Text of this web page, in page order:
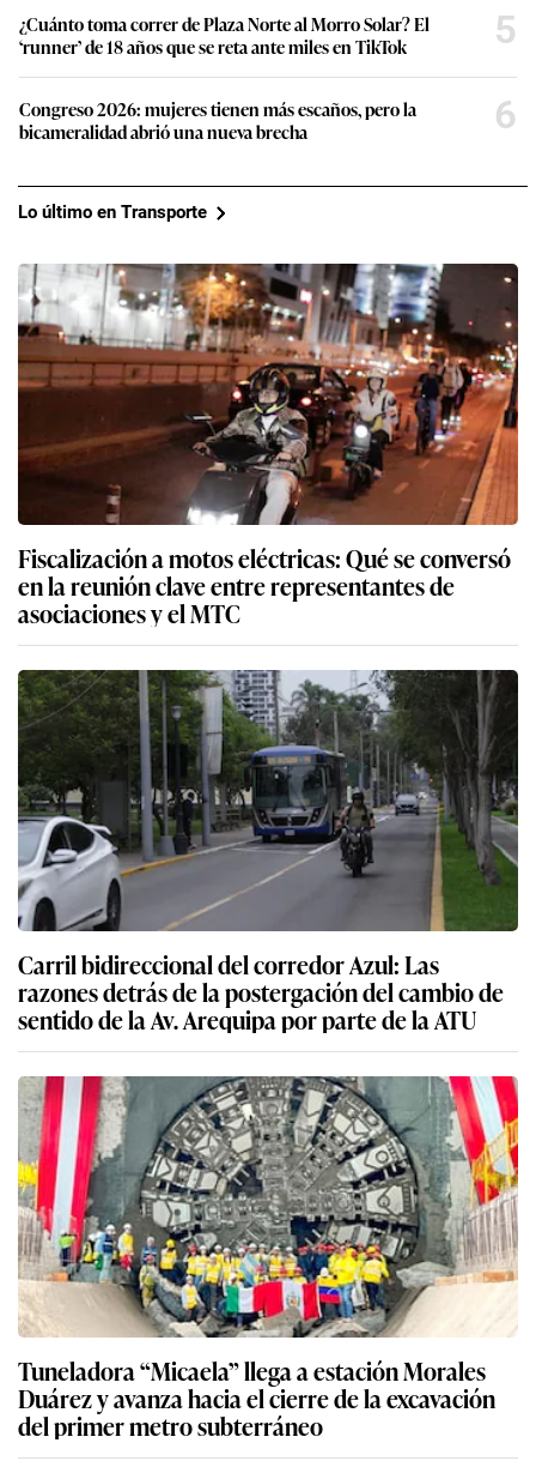
¿Cuánto toma correr de Plaza Norte al Morro Solar? El
‘runner’ de 18 años que se reta ante miles en TikTok
5
Congreso 2026: mujeres tienen más escaños, pero la
bicameralidad abrió una nueva brecha
6
Lo último en Transporte
Fiscalización a motos eléctricas: Qué se conversó
en la reunión clave entre representantes de
asociaciones y el MTC
Carril bidireccional del corredor Azul: Las
razones detrás de la postergación del cambio de
sentido de la Av. Arequipa por parte de la ATU
Tuneladora “Micaela” llega a estación Morales
Duárez y avanza hacia el cierre de la excavación
del primer metro subterráneo